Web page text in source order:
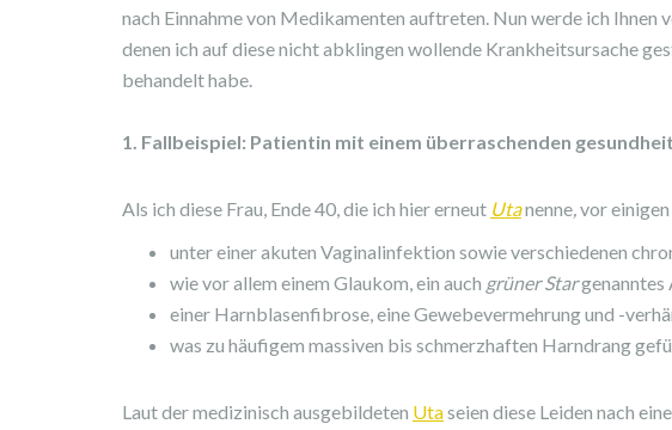
nach Einnahme von Medikamenten auftreten. Nun werde ich Ihnen
denen ich auf diese nicht abklingen wollende Krankheitsursache
behandelt habe.
1. Fallbeispiel: Patientin mit einem überraschenden
Als ich diese Frau, Ende 40, die ich hier erneut Utanenne,vor
unter einer akuten Vaginalinfektion sowie verschiedenen
wie vor allem einem Glaukom, ein auch grüner Stargenanntes
einer Harnblasenfibrose, eine Gewebevermehrung und -
was zu häufigem massiven bis schmerzhaften Harndrang
Laut der medizinisch ausgebildeten Utaseien diese Leiden nach